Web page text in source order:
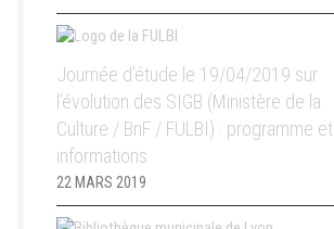
Journée d’étude le 19/04/2019 sur
l’évolution des SIGB (Ministère de la
Culture / BnF / FULBI) : programme et
informations
22 MARS 2019